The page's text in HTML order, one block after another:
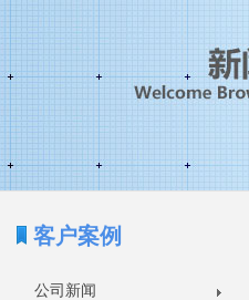
客户案例
公司新闻